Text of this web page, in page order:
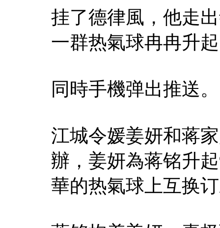
挂了德律風，他走
一群热氣球冉冉升
同時手機弹出推送。
江城令媛姜妍和蒋
辦，姜妍為蒋铭升
華的热氣球上互换